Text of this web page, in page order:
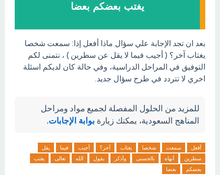
يغتب بعضكم بعضا
بعد ان تجد الإجابة علي سؤال ماذا أفعل إذا: سمعت شخصا
يغتاب آخر؟ ( أجيب فيما لا يقل عن سطرين ) ، نتمنى لكم
التوفيق في المراحل الدراسية، وفي حالة كان لديكم اسئلة
اخري لا تتردد في طرح سؤال جديد.
للمزيد من الحلول المفصلة لجميع مواد ومراحل
المناهج السعودية، يمكنك زيارة بوابة الإجابات.
أفعل سمعت شخصا يغتاب آخر؟ أجيب فيما
يقل
سطرين
أنهاه بالحسنى وأذكر بقول الله تعالى
يغتب
بعضكم
بعضا